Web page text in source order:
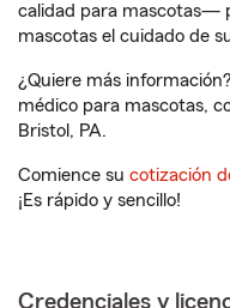
calidad para mascotas—
mascotas el cuidado de
¿Quiere más
médico para mascotas,
Bristol, PA.
Comience su cotización
¡Es rápido y sencillo!
Credenciales y